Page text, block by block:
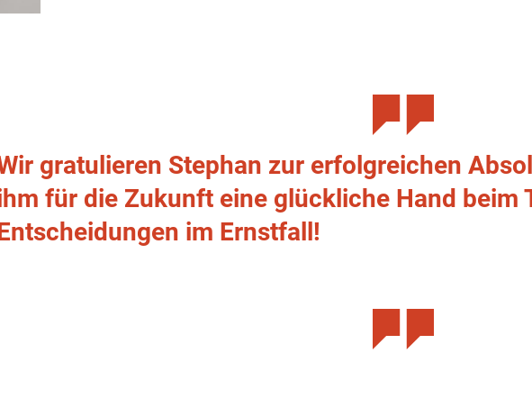
gratulieren Stephan zur erfolgreichen
für die Zukunft eine glückliche Hand beim
im Ernstfall!